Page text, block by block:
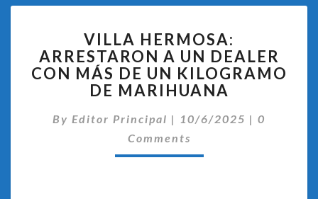
HERMOSA:
ARRESTARON
A
UN
CON
MÁS
VILLA HERMOSA:
ARRESTARON A UN DEALER
CON MÁS DE UN KILOGRAMO
DE MARIHUANA
By Editor Principal | 10/6/2025 | 0
Comments